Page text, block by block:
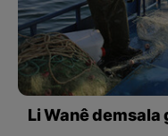
Li Wanê